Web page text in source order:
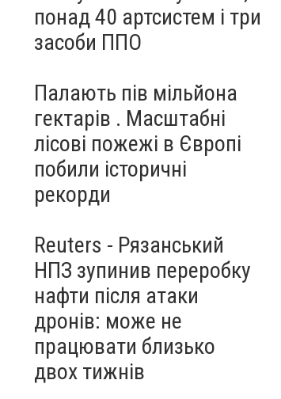
понад 40 артсистем і три
засоби ППО
Палають пів мільйона
гектарів . Масштабні
лісові пожежі в Європі
побили історичні
рекорди
Reuters - Рязанський
НПЗ зупинив переробку
нафти після атаки
дронів: може не
працювати близько
двох тижнів